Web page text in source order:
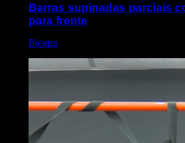
Barras supinadas parciais
para frente
Biceps